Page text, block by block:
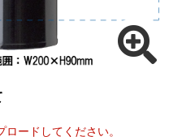
ードしてください。